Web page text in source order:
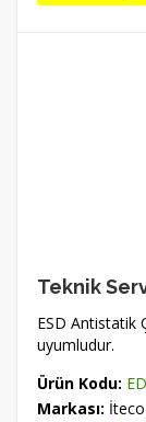
Teknik
ESD Antistatik
uyumludur.
Ürün Kodu:
Markası: İteco